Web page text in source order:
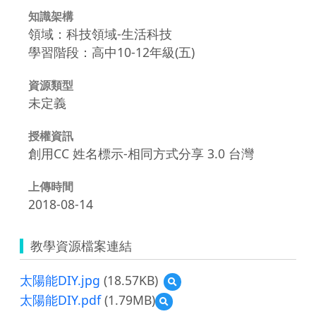
知識架構
領域：科技領域-生活科技
學習階段：高中10-12年級(五)
資源類型
未定義
授權資訊
創用CC 姓名標示-相同方式分享 3.0 台灣
上傳時間
2018-08-14
教學資源檔案連結
太陽能DIY.jpg (18.57KB)
預
覽
太陽能DIY.pdf(1.79MB)
預
覽